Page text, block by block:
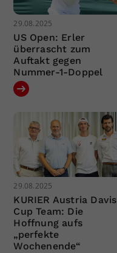
29.08.2025
US Open: Erler
überrascht zum
Auftakt gegen
Nummer-1-Doppel
29.08.2025
KURIER Austria Davis
Cup Team: Die
Hoffnung aufs
„perfekte
Wochenende“